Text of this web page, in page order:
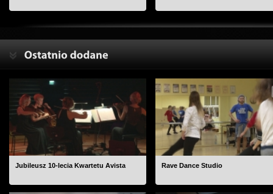
Jubileusz 10-lecia Kwartetu Avista Rave Dance Studio